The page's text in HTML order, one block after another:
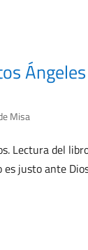
Misa
Lectura del
justo ante